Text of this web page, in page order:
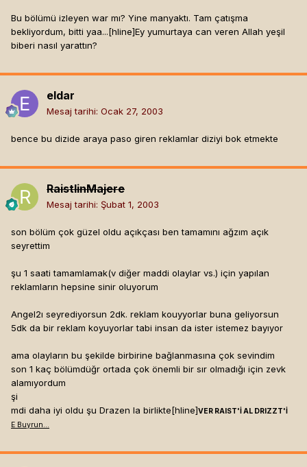
Bu bölümü izleyen war mı? Yine manyaktı. Tam çatışma
bekliyordum, bitti yaa...[hline]Ey yumurtaya can veren Allah yeşil
biberi nasıl yarattın?
eldar
Mesaj tarihi: Ocak 27, 2003
bence bu dizide araya paso giren reklamlar diziyi bok etmekte
RaistlinMajere
Mesaj tarihi: Şubat 1, 2003
son bölüm çok güzel oldu açıkçası ben tamamını ağzım açık
seyrettim
şu 1 saati tamamlamak(v diğer maddi olaylar vs.) için yapılan
reklamların hepsine sinir oluyorum
Angel2ı seyrediyorsun 2dk. reklam kouyyorlar buna geliyorsun
5dk da bir reklam koyuyorlar tabi insan da ister istemez bayıyor
ama olayların bu şekilde birbirine bağlanmasına çok sevindim
son 1 kaç bölümdüğr ortada çok önemli bir sır olmadığı için zevk
alamıyordum
şi
mdi daha iyi oldu şu Drazen la birlikte[hline]VER RAIST'İ AL DRIZZT'İ
E Buyrun...